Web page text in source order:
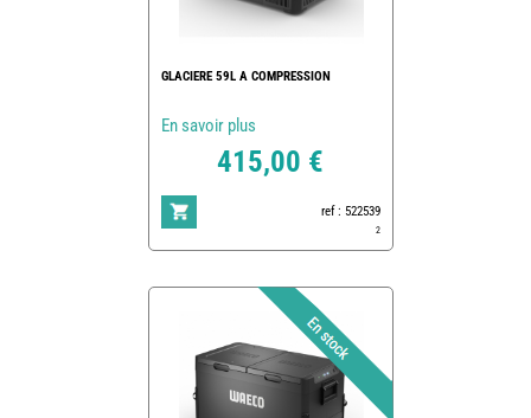
GLACIERE 59L A COMPRESSION
En savoir plus
415,00 €
ref : 522539
2